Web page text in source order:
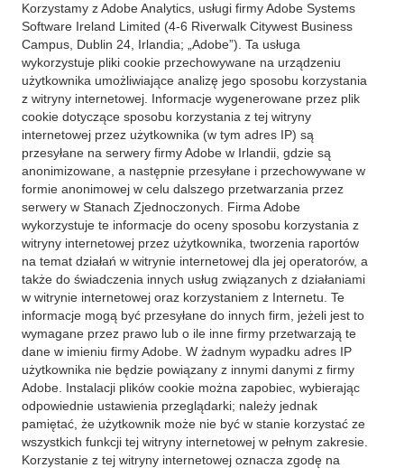
Korzystamy z Adobe Analytics, usługi firmy Adobe Systems
Software Ireland Limited (4-6 Riverwalk Citywest Business
Campus, Dublin 24, Irlandia; „Adobe”). Ta usługa
wykorzystuje pliki cookie przechowywane na urządzeniu
użytkownika umożliwiające analizę jego sposobu korzystania
z witryny internetowej. Informacje wygenerowane przez plik
cookie dotyczące sposobu korzystania z tej witryny
internetowej przez użytkownika (w tym adres IP) są
przesyłane na serwery firmy Adobe w Irlandii, gdzie są
anonimizowane, a następnie przesyłane i przechowywane w
formie anonimowej w celu dalszego przetwarzania przez
serwery w Stanach Zjednoczonych. Firma Adobe
wykorzystuje te informacje do oceny sposobu korzystania z
witryny internetowej przez użytkownika, tworzenia raportów
na temat działań w witrynie internetowej dla jej operatorów, a
także do świadczenia innych usług związanych z działaniami
w witrynie internetowej oraz korzystaniem z Internetu. Te
informacje mogą być przesyłane do innych firm, jeżeli jest to
wymagane przez prawo lub o ile inne firmy przetwarzają te
dane w imieniu firmy Adobe. W żadnym wypadku adres IP
użytkownika nie będzie powiązany z innymi danymi z firmy
Adobe. Instalacji plików cookie można zapobiec, wybierając
odpowiednie ustawienia przeglądarki; należy jednak
pamiętać, że użytkownik może nie być w stanie korzystać ze
wszystkich funkcji tej witryny internetowej w pełnym zakresie.
Korzystanie z tej witryny internetowej oznacza zgodę na